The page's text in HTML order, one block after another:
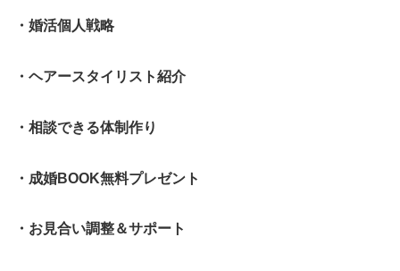
・婚活個人戦略
・ヘアースタイリスト紹介
・相談できる体制作り
・成婚BOOK無料プレゼント
・お見合い調整＆サポート